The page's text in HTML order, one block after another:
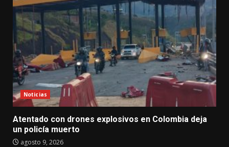
Noticias
Atentado con drones explosivos en Colombia deja
un policía muerto
agosto 9, 2026